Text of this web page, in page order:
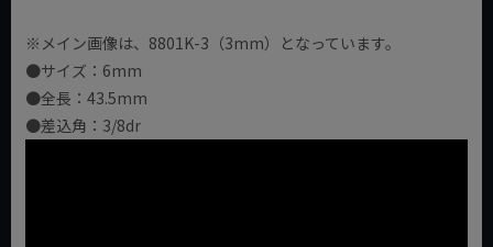
※メイン画像は、8801K-3（3mm）となっています。
●サイズ：6mm
●全長：43.5mm
●差込角：3/8dr